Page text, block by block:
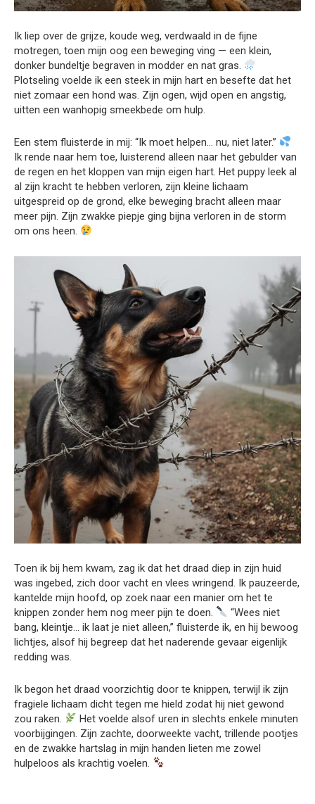
Ik liep over de grijze, koude weg, verdwaald in de fijne
motregen, toen mijn oog een beweging ving — een klein,
donker bundeltje begraven in modder en nat gras.
Plotseling voelde ik een steek in mijn hart en besefte dat het
niet zomaar een hond was. Zijn ogen, wijd open en angstig,
uitten een wanhopig smeekbede om hulp.
Een stem fluisterde in mij: “Ik moet helpen… nu, niet later.”
Ik rende naar hem toe, luisterend alleen naar het gebulder van
de regen en het kloppen van mijn eigen hart. Het puppy leek al
al zijn kracht te hebben verloren, zijn kleine lichaam
uitgespreid op de grond, elke beweging bracht alleen maar
meer pijn. Zijn zwakke piepje ging bijna verloren in de storm
om ons heen.
Toen ik bij hem kwam, zag ik dat het draad diep in zijn huid
was ingebed, zich door vacht en vlees wringend. Ik pauzeerde,
kantelde mijn hoofd, op zoek naar een manier om het te
knippen zonder hem nog meer pijn te doen.
“Wees niet
bang, kleintje… ik laat je niet alleen,” fluisterde ik, en hij bewoog
lichtjes, alsof hij begreep dat het naderende gevaar eigenlijk
redding was.
Ik begon het draad voorzichtig door te knippen, terwijl ik zijn
fragiele lichaam dicht tegen me hield zodat hij niet gewond
zou raken.
Het voelde alsof uren in slechts enkele minuten
voorbijgingen. Zijn zachte, doorweekte vacht, trillende pootjes
en de zwakke hartslag in mijn handen lieten me zowel
hulpeloos als krachtig voelen.